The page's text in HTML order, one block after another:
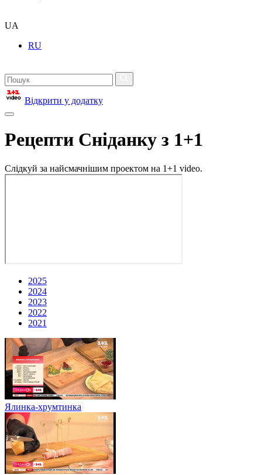
UA
RU
Відкрити у додатку
Рецепти Сніданку з 1+1
Слідкуй за найсмачнішим проектом на 1+1 video.
2025
2024
2023
2022
2021
Ялинка-хрумтинка